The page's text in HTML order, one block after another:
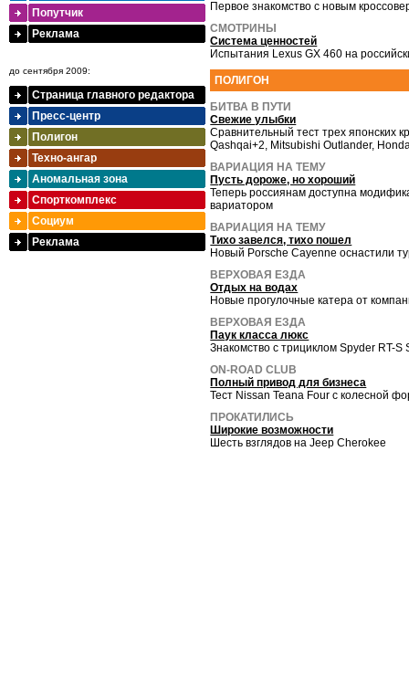
Первое знакомство с новым
СМОТРИНЫ
Система ценностей
Испытания Lexus GX 460 на
ПОЛИГОН
БИТВА В ПУТИ
Свежие улыбки
Сравнительный тест трех японских
Qashqai+2, Mitsubishi Outlander,
ВАРИАЦИЯ НА ТЕМУ
Пусть дороже, но хороший
Теперь россиянам доступна
вариатором
ВАРИАЦИЯ НА ТЕМУ
Тихо завелся, тихо пошел
Новый Porsche Cayenne оснастили
ВЕРХОВАЯ ЕЗДА
Отдых на водах
Новые прогулочные катера от
ВЕРХОВАЯ ЕЗДА
Паук класса люкс
Знакомство с трициклом Spyder RT-S
ON-ROAD CLUB
Полный привод для бизнеса
Тест Nissan Teana Four с колесной
ПРОКАТИЛИСЬ
Широкие возможности
Шесть взглядов на Jeep Cherokee
Попутчик
Реклама
до сентября 2009:
Страница главного редактора
Пресс-центр
Полигон
Техно-ангар
Аномальная зона
Спорткомплекс
Социум
Реклама